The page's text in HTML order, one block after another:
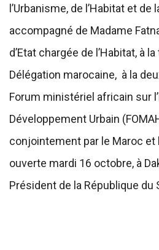
l’Urbanisme, de l’Habitat et de
accompagné de Madame
d’Etat chargée de l’Habitat, à
Délégation marocaine, à la
Forum ministériel africain sur
Développement Urbain
conjointement par le Maroc et
ouverte mardi 16 octobre, à
Président de la République du